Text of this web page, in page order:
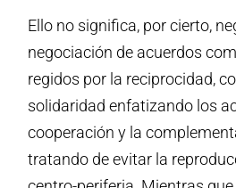
Ello no significa, por cierto,
negociación de acuerdos
regidos por la reciprocidad,
solidaridad enfatizando los
cooperación y la
tratando de evitar la